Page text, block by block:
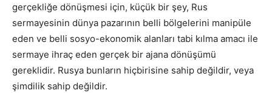
gerçekliğe dönüşmesi için, küçük bir şey, Rus
sermayesinin dünya pazarının belli bölgelerini manipüle
eden ve belli sosyo-ekonomik alanları tabi kılma amacı ile
sermaye ihraç eden gerçek bir ajana dönüşümü
gereklidir. Rusya bunların hiçbirisine sahip değildir, veya
şimdilik sahip değildir.